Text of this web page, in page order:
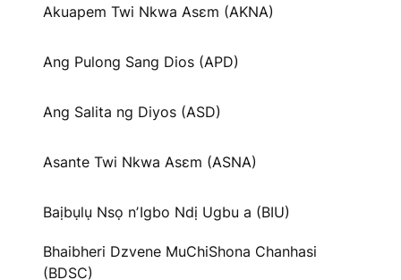
Akuapem Twi Nkwa Asɛm (AKNA)
Ang Pulong Sang Dios (APD)
Ang Salita ng Diyos (ASD)
Asante Twi Nkwa Asɛm (ASNA)
Baịbụlụ Nsọ nʼIgbo Ndị Ugbu a (BIU)
Bhaibheri Dzvene MuChiShona Chanhasi
(BDSC)